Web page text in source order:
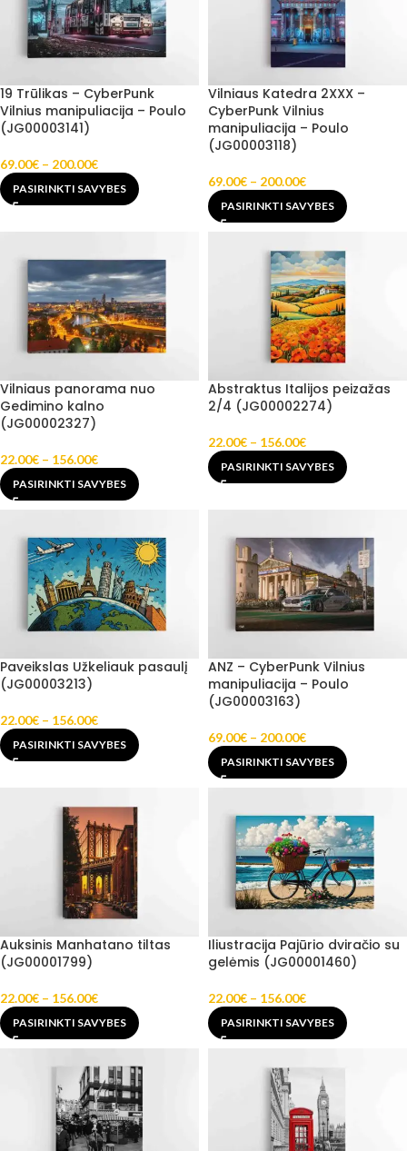
19 Trūlikas – CyberPunk
Vilnius manipuliacija – Poulo
(JG00003141)
69.00€ – 200.00€
PASIRINKTI SAVYBES
Vilniaus Katedra 2XXX –
CyberPunk Vilnius
manipuliacija – Poulo
(JG00003118)
69.00€ – 200.00€
PASIRINKTI SAVYBES
Vilniaus panorama nuo
Gedimino kalno
(JG00002327)
22.00€ – 156.00€
PASIRINKTI SAVYBES
Abstraktus Italijos peizažas
2/4 (JG00002274)
22.00€ – 156.00€
PASIRINKTI SAVYBES
Paveikslas Užkeliauk pasaulį
(JG00003213)
22.00€ – 156.00€
PASIRINKTI SAVYBES
ANZ – CyberPunk Vilnius
manipuliacija – Poulo
(JG00003163)
69.00€ – 200.00€
PASIRINKTI SAVYBES
Auksinis Manhatano tiltas
(JG00001799)
22.00€ – 156.00€
PASIRINKTI SAVYBES
Iliustracija Pajūrio dviračio su
gelėmis (JG00001460)
22.00€ – 156.00€
PASIRINKTI SAVYBES